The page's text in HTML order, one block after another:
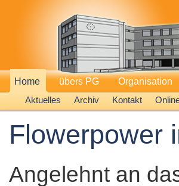
Home
Aktuelles
Archiv Kontakt
übers PG Organisation
Flowerpower
Angelehnt an